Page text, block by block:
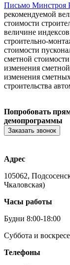
Письмо Минстроя
рекомендуемой
стоимости
величине
строительно-
стоимости
сметной
изменения
изменения
строительства
Попробовать
демопрограммы
Заказать звонок
Адрес
105062,
Чкаловская)
Часы работы
Будни 8:00-18:00
Суббота и
Телефоны